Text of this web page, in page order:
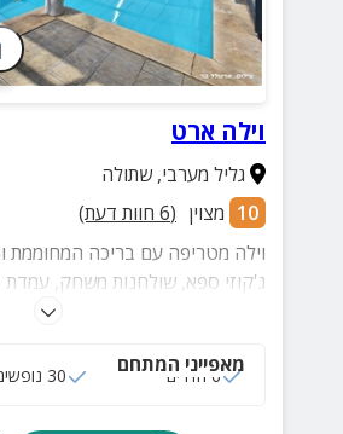
וילה ארט
גליל מערבי,שתולה
10 מצוין (
6 חוות דעת)
וילה מטריפה עם בריכה המחוממת
מאפייני המתחם
6 חדרים 30 נופשים